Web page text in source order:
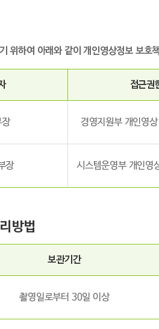
위하여 아래와 같이 개인영상정보 보호
접근권
경영지원부 개인영
장 시스템운영부 개인영
방법
보관기간
촬영일로부터 30일 이상